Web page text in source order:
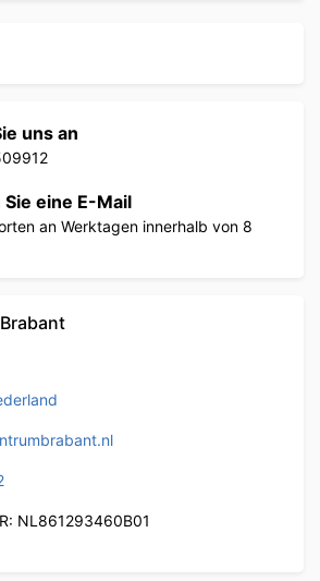
uns an
Sie eine E-Mail
an Werktagen innerhalb von 8
NL861293460B01